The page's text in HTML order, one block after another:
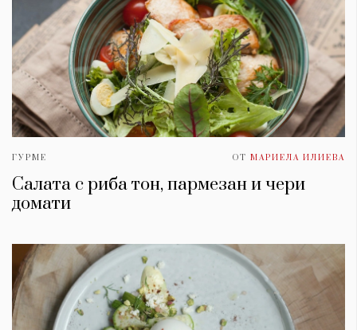
ГУРМЕ ОТ МАРИЕЛА ИЛИЕВА
Салата с риба тон, пармезан и чери
домати